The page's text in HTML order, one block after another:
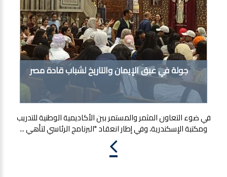
جولة في عبق الإيمان والتاريخ لشباب قادة مصر
في ضوء التعاون المثمر والمستمر بين الأكاديمية الوطنية للتدريب
ومكتبة الإسكندرية، وفي إطار انعقاد "البرنامج الرئاسي لتأهي ...